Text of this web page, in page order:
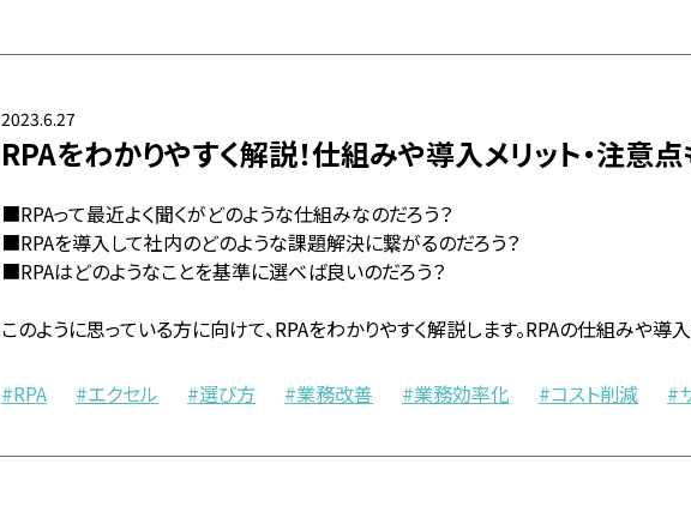
2023.6.27
RPAをわかりやすく解説！仕組みや導入メリット・注意
■RPAって最近よく聞くがどのような仕組みなのだろう？
■RPAを導入して社内のどのような課題解決に繋がるのだろう？
■RPAはどのようなことを基準に選べば良いのだろう？
このように思っている方に向けて、RPAをわかりやすく解説します。RPAの仕組みや導
RPA エクセル 選び方 業務改善 業務効率化 コスト削減